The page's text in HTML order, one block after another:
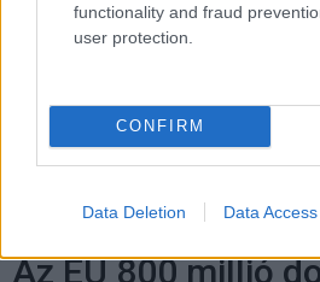
functionality and fraud
user protection.
CONFIRM
Data Deletion Data Access
Címkék: #távközlés #5g
Az EU 800 millió